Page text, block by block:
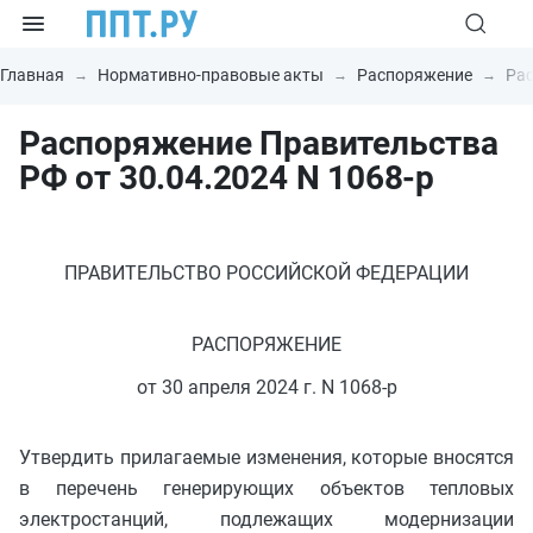
Главная Нормативно-правовые акты Распоряжение
Распоряжение Правительства
РФ от 30.04.2024 N 1068-р
ПРАВИТЕЛЬСТВО РОССИЙСКОЙ ФЕДЕРАЦИИ
РАСПОРЯЖЕНИЕ
от 30 апреля 2024 г. N 1068-р
Утвердить прилагаемые изменения, которые вносятся
в перечень генерирующих объектов тепловых
электростанций, подлежащих модернизации